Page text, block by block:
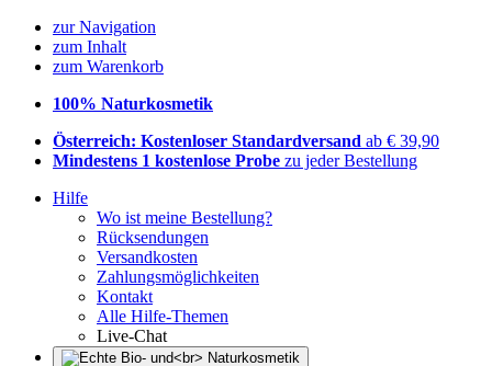
zur Navigation
zum Inhalt
zum Warenkorb
100% Naturkosmetik
Österreich: Kostenloser Standardversand ab € 39,90
Mindestens 1 kostenlose Probe zu jeder Bestellung
Hilfe
Wo ist meine Bestellung?
Rücksendungen
Versandkosten
Zahlungsmöglichkeiten
Kontakt
Alle Hilfe-Themen
Live-Chat